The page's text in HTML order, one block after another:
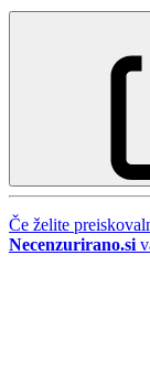
Če želite
Necenzurirano.si